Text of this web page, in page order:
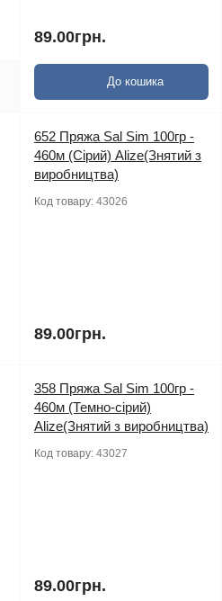
89.00грн.
До кошика
652 Пряжа Sal Sim 100гр -
460м (Сірий) Alize(Знятий з
виробництва)
Код товару: 43026
89.00грн.
358 Пряжа Sal Sim 100гр -
460м (Темно-сірий)
Alize(Знятий з виробництва)
Код товару: 43027
89.00грн.